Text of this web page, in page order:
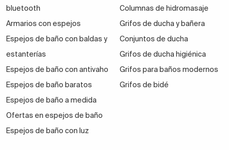
bluetooth
Armarios con espejos
Espejos de baño con baldas y
estanterías
Espejos de baño con antivaho
Espejos de baño baratos
Espejos de baño a medida
Ofertas en espejos de baño
Espejos de baño con luz
Columnas de hidromasaje
Grifos de ducha y bañera
Conjuntos de ducha
Grifos de ducha higiénica
Grifos para baños modernos
Grifos de bidé